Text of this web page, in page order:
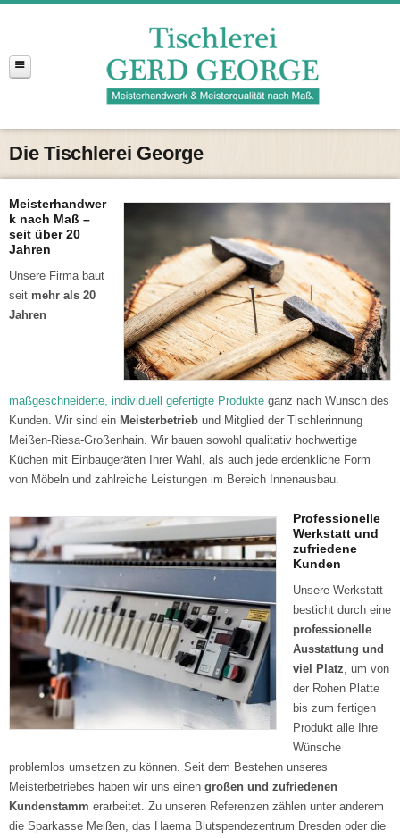
Die Tischlerei George
Meisterhandwer
k nach Maß –
seit über 20
Jahren
Unsere Firma baut
seit mehr als 20
Jahren
maßgeschneiderte, individuell gefertigte Produkte ganz nach Wunsch des
Kunden. Wir sind ein Meisterbetrieb und Mitglied der Tischlerinnung
Meißen-Riesa-Großenhain. Wir bauen sowohl qualitativ hochwertige
Küchen mit Einbaugeräten Ihrer Wahl, als auch jede erdenkliche Form
von Möbeln und zahlreiche Leistungen im Bereich Innenausbau.
Professionelle
Werkstatt und
zufriedene
Kunden
Unsere Werkstatt
besticht durch eine
professionelle
Ausstattung und
viel Platz, um von
der Rohen Platte
bis zum fertigen
Produkt alle Ihre
Wünsche
problemlos umsetzen zu können. Seit dem Bestehen unseres
Meisterbetriebes haben wir uns einen großen und zufriedenen
Kundenstamm erarbeitet. Zu unseren Referenzen zählen unter anderem
die Sparkasse Meißen, das Haema Blutspendezentrum Dresden oder die